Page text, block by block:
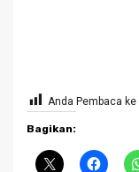
Anda Pembaca ke
Bagikan: